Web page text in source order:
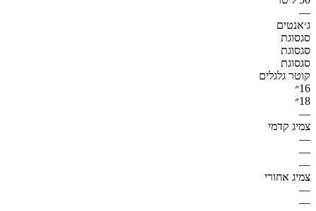
—
ג׳אנטים
סגסוגת
סגסוגת
סגסוגת
קוטר גלגלים
16״
18״
—
צמיג קדמי
—
—
—
צמיג אחורי
—
—